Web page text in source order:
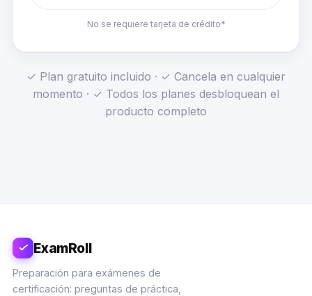
No se requiere tarjeta de crédito*
✓ Plan gratuito incluido · ✓ Cancela en cualquier
momento · ✓ Todos los planes desbloquean el
producto completo
ExamRoll
Preparación para exámenes de
certificación: preguntas de práctica,